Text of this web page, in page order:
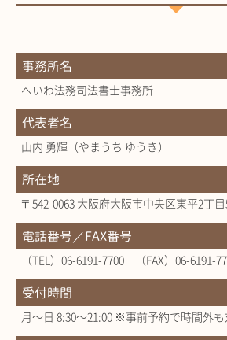
事務所名
へいわ法務司法書士事務所
代表者名
山内 勇輝（やまうち ゆうき）
所在地
〒542-0063 大阪府大阪市中央区東平2丁
電話番号／FAX番号
（TEL）06-6191-7700 （FAX）06-6191-
受付時間
月～日 8:30～21:00 ※事前予約で時間外も